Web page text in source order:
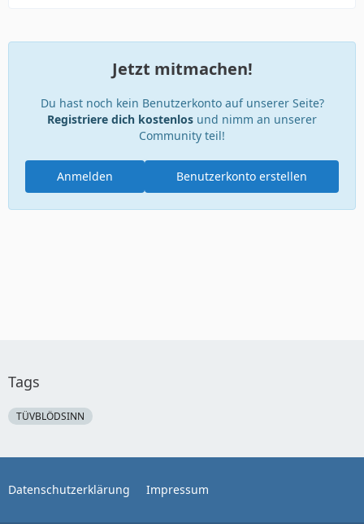
Jetzt mitmachen!
Du hast noch kein Benutzerkonto auf unserer Seite?
Registriere dich kostenlos und nimm an unserer
Community teil!
Benutzerkonto erstellen
Anmelden
Tags
TÜVBLÖDSINN
Datenschutzerklärung Impressum